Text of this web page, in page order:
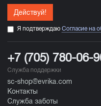
Действуй!
Я подтверждаю Согласие на
+7 (705) 780-06-
Служба поддержки
sc-shop@evrika.com
Контакты
Служба заботы